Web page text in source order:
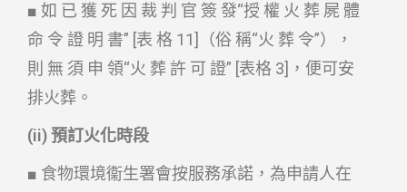
■ 如 已 獲 死 因 裁 判 官 簽 發“授 權 火 葬 屍 體
命 令 證 明 書” [表 格 11]（俗 稱“火 葬 令”），
則 無 須 申 領“火 葬 許 可 證” [表格 3]，便可安
排火葬。
(ii) 預訂火化時段
■ 食物環境衞生署會按服務承諾，為申請人在